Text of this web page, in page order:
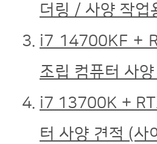
더링 / 사양 작업
i7 14700KF +
조립 컴퓨터 사
i7 13700K +
터 사양 견적 (사